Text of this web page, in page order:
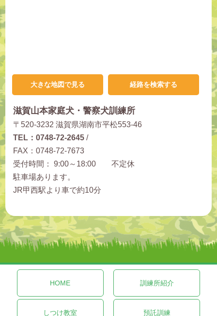
大きな地図で見る 経路を検索する
滋賀山本家庭犬・警察犬訓練所
〒520-3232 滋賀県湖南市平松553-46
TEL：0748-72-2645 /
FAX：0748-72-7673
受付時間： 9:00～18:00 不定休
駐車場あります。
JR甲西駅より車で約10分
HOME 訓練所紹介
しつけ教室 預託訓練